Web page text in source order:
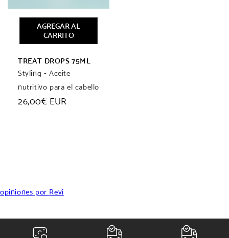
TREAT DROPS 75ML
Styling - Aceite
nutritivo para el cabello
Precio
26,00€ EUR
AGREGAR AL
CARRITO
opiniones por Revi